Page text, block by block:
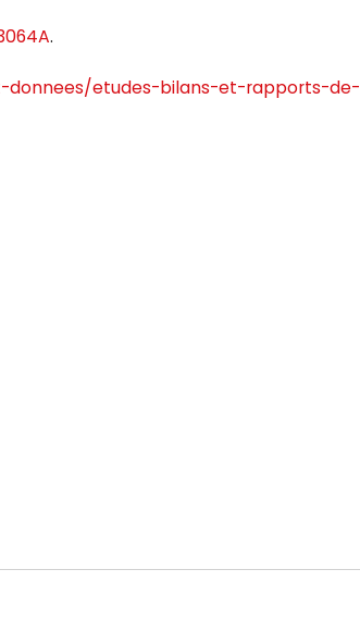
.
donnees/etudes-bilans-et-rapports-de-